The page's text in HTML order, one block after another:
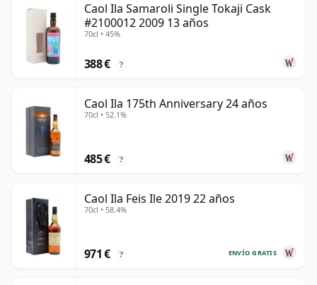
Caol Ila Samaroli Single Tokaji Cask
#2100012 2009 13 años
70cl • 45%
388 € ?
Caol Ila 175th Anniversary 24 años
70cl • 52.1%
485 € ?
Caol Ila Feis Ile 2019 22 años
70cl • 58.4%
ENVÍO GRATIS
971 € ?